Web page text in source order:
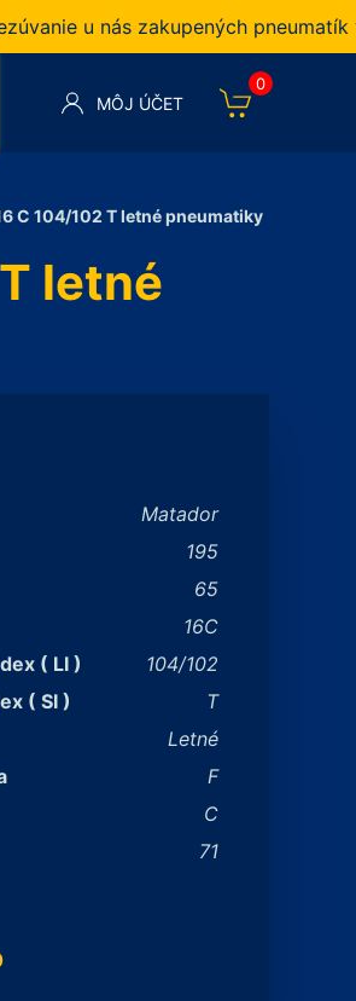
u nás zakupených pneumatík v
MÔJ ÚČET
0
C 104/102 T letné pneumatiky
letné
Matador
195
65
16C
( LI )
104/102
( SI )
T
Letné
F
C
71